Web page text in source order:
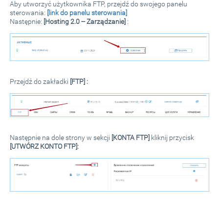
Aby utworzyć użytkownika FTP, przejdź do swojego panelu
sterowania: [link do panelu sterowania]
Następnie: [Hosting 2.0 -- Zarządzanie] :
Przejdź do zakładki [FTP] :
Następnie na dole strony w sekcji [KONTA FTP] kliknij przycisk
[UTWÓRZ KONTO FTP]: